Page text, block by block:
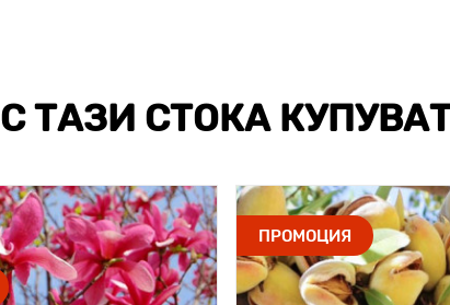
С ТАЗИ СТОКА
ПРОМОЦИЯ